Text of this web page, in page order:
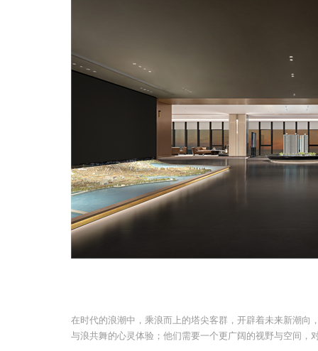
在时代的浪潮中，乘浪而上的塔尖客群，开辟着未来新潮向
与浪共舞的心灵体验；他们需要一个更广阔的视野与空间，